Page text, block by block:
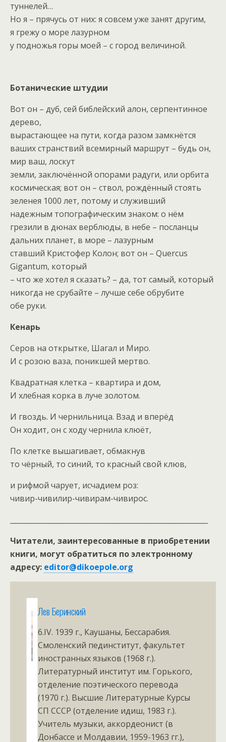
туннелей…
Но я – прячусь от них: я совсем уже занят другим,
я грежу о море лазурном
у подножья горы моей – с город величиной.
Ботанические штудии
Вот он – дуб, сей библейский алон, серпентинное
дерево,
вырастающее на пути, когда разом замкнётся
ваших странствий всемирный маршрут – будь он,
мир ваш, лоскут
земли, заключённой опорами радуги, или орбита
космическая; вот он – ствол, рождённый стоять
зеленея 1000 лет, потому и служивший
надежным топографическим знаком: о нём
грезили в дюнах верблюды, в небе – посланцы
дальних планет, в море – лазурным
ставший Кристофер Колон; вот он – Quercus
Gigantum, который
– что же хотел я сказать? – да, тот самый, который
никогда не срубайте – лучше себе обрубите
обе руки.
Кенарь
Серов на открытке, Шагал и Миро.
И с розою ваза, поникшей мертво.
Квадратная клетка – квартира и дом,
И хлебная корка в луче золотом.
И гвоздь. И чернильница. Взад и вперёд
Он ходит, он с ходу чернила клюёт,
По клетке вышагивает, обмакнув
то чёрный, то синий, то красный свой клюв,
и рифмой чарует, исчадием роз:
чивир-чивилир-чивирам-чивирос.
Читатели, заинтересованные в приобретении
книги, могут обратиться по электронному
адресу: editor@dikoepole.org
Лев Беринский
6.IV. 1939 г., Каушаны, Бессарабия.
Смоленский пединститут, факультет
иностранных языков (1968 г.).
Литературный институт им. Горького,
отделение поэтического перевода
(1970 г.). Высшие Литературные Курсы
СП СССР (отделение идиш, 1983 г.).
Учитель музыки, аккордеонист (в
Донбассе и Молдавии, 1959-1963 гг.),